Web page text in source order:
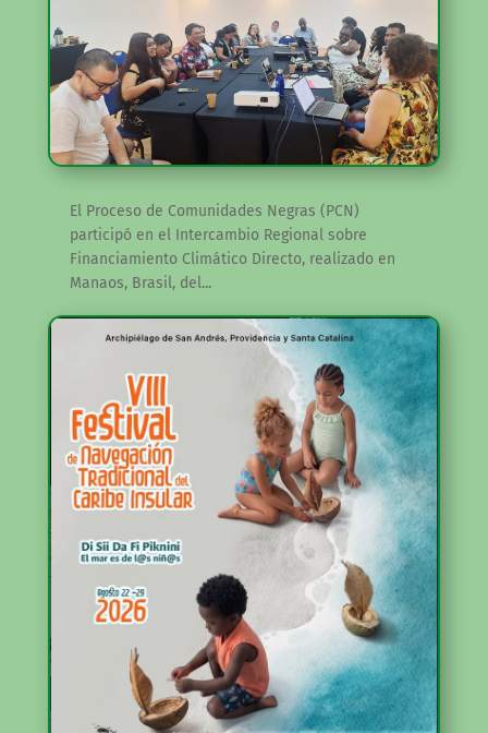
El Proceso de Comunidades Negras (PCN)
participó en el Intercambio Regional sobre
Financiamiento Climático Directo, realizado en
Manaos, Brasil, del...